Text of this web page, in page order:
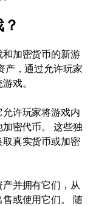
加密货币的新游
产，通过允许玩家
戏。
许玩家将游戏内
密代币。 这些独
真实货币或加密
并拥有它们，从
或使用它们。 随